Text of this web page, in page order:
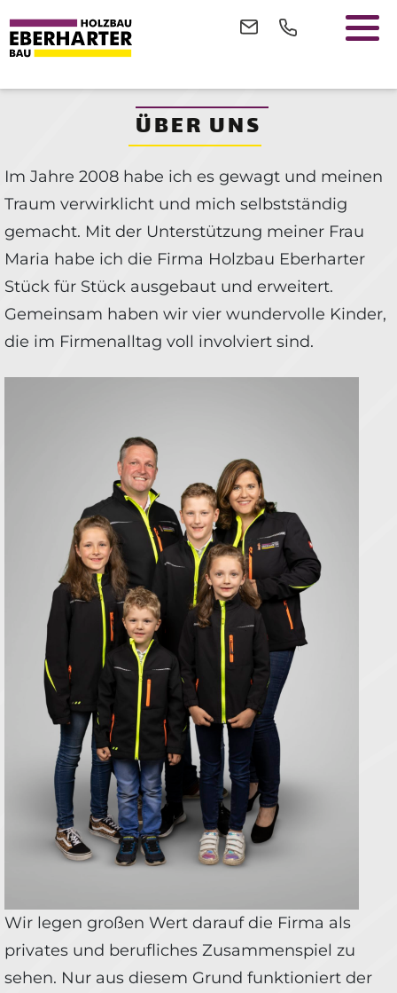
ÜBER UNS
Im Jahre 2008 habe ich es gewagt und meinen
Traum verwirklicht und mich selbstständig
gemacht. Mit der Unterstützung meiner Frau
Maria habe ich die Firma Holzbau Eberharter
Stück für Stück ausgebaut und erweitert.
Gemeinsam haben wir vier wundervolle Kinder,
die im Firmenalltag voll involviert sind.
Wir legen großen Wert darauf die Firma als
privates und berufliches Zusammenspiel zu
sehen. Nur aus diesem Grund funktioniert der